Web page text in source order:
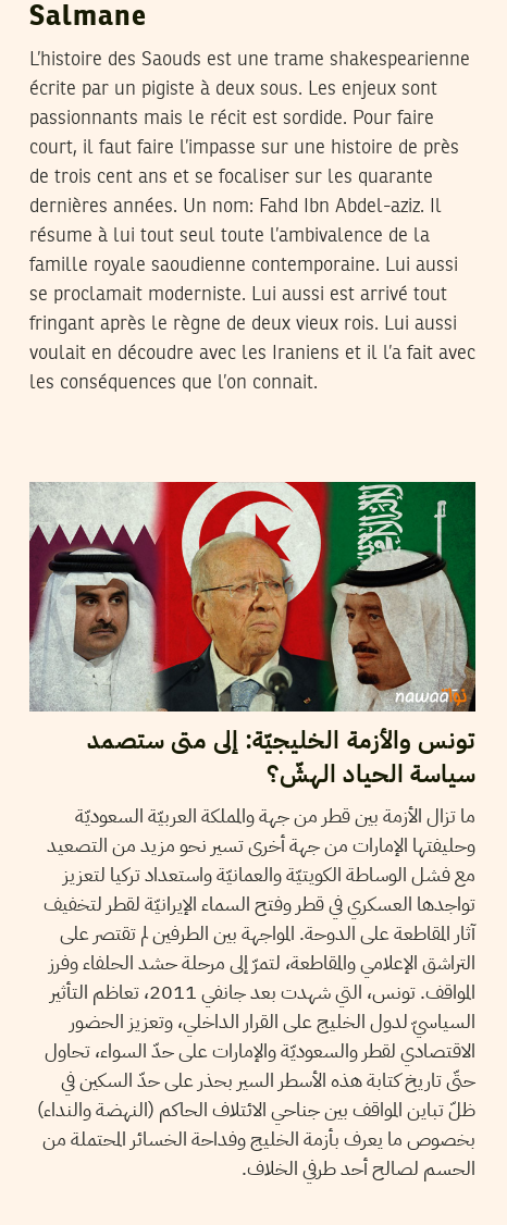
Salmane
L’histoire des Saouds est une trame shakespearienne
écrite par un pigiste à deux sous. Les enjeux sont
passionnants mais le récit est sordide. Pour faire
court, il faut faire l’impasse sur une histoire de près
de trois cent ans et se focaliser sur les quarante
dernières années. Un nom: Fahd Ibn Abdel-aziz. Il
résume à lui tout seul toute l’ambivalence de la
famille royale saoudienne contemporaine. Lui aussi
se proclamait moderniste. Lui aussi est arrivé tout
fringant après le règne de deux vieux rois. Lui aussi
voulait en découdre avec les Iraniens et il l’a fait avec
les conséquences que l’on connait.
تونس والأزمة الخليجيّة: إلى متى ستصمد
سياسة الحياد الهشّ؟
ما تزال الأزمة بين قطر من جهة والمملكة العربيّة السعوديّة
وحليفتها الإمارات من جهة أخرى تسير نحو مزيد من التصعيد
مع فشل الوساطة الكويتيّة والعمانيّة واستعداد تركيا لتعزيز
تواجدها العسكري في قطر وفتح السماء الإيرانيّة لقطر لتخفيف
آثار المقاطعة على الدوحة. المواجهة بين الطرفين لم تقتصر على
التراشق الإعلامي والمقاطعة، لتمرّ إلى مرحلة حشد الحلفاء وفرز
المواقف. تونس، التي شهدت بعد جانفي 2011، تعاظم التأثير
السياسيّ لدول الخليج على القرار الداخلي، وتعزيز الحضور
الاقتصادي لقطر والسعوديّة والإمارات على حدّ السواء، تحاول
حتّى تاريخ كتابة هذه الأسطر السير بحذر على حدّ السكين في
ظلّ تباين المواقف بين جناحي الائتلاف الحاكم (النهضة والنداء)
بخصوص ما يعرف بأزمة الخليج وفداحة الخسائر المحتملة من
الحسم لصالح أحد طرفي الخلاف.